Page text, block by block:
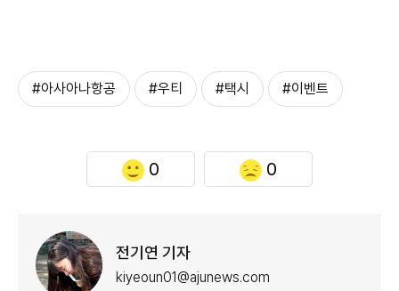
#아사아나항공 #우티 #택시 #이벤트
0 0
전기연 기자
kiyeoun01@ajunews.com